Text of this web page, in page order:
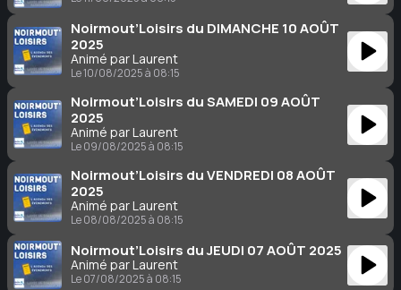
Noirmout’Loisirs du DIMANCHE 10 AOÛT
2025
Animé par Laurent
Le 10/08/2025 à 08:15
Noirmout’Loisirs du SAMEDI 09 AOÛT
2025
Animé par Laurent
Le 09/08/2025 à 08:15
Noirmout’Loisirs du VENDREDI 08 AOÛT
2025
Animé par Laurent
Le 08/08/2025 à 08:15
Noirmout’Loisirs du JEUDI 07 AOÛT 2025
Animé par Laurent
Le 07/08/2025 à 08:15